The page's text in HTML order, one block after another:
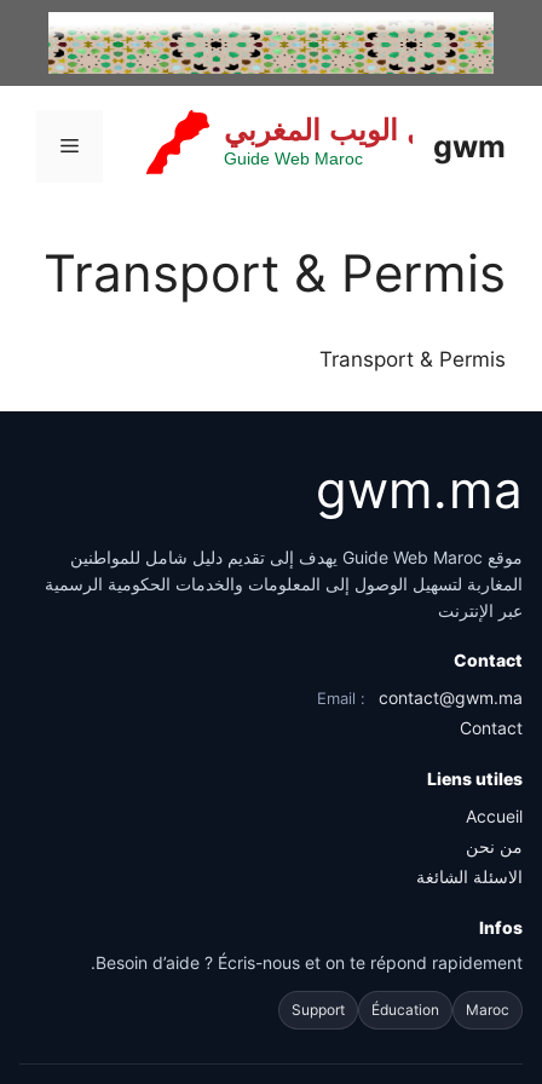
المحتوى
gwm القائمة
Transport & Permis
Transport & Permis
gwm.ma
موقع Guide Web Maroc يهدف إلى تقديم دليل شامل للمواطنين
المغاربة لتسهيل الوصول إلى المعلومات والخدمات الحكومية الرسمية
عبر الإنترنت
Contact
Email :
contact@gwm.ma
Contact
Liens utiles
Accueil
من نحن
الاسئلة الشائغة
Infos
Besoin d’aide ? Écris-nous et on te répond rapidement.
Maroc
Éducation
Support